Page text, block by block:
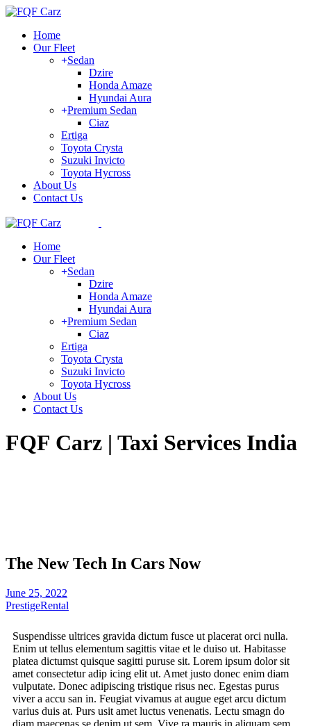
Home
Our Fleet
Sedan
Dzire
Honda Amaze
Hyundai Aura
Premium Sedan
Ciaz
Ertiga
Toyota Crysta
Suzuki Invicto
Toyota Hycross
About Us
Contact Us
Home
Our Fleet
Sedan
Dzire
Honda Amaze
Hyundai Aura
Premium Sedan
Ciaz
Ertiga
Toyota Crysta
Suzuki Invicto
Toyota Hycross
About Us
Contact Us
FQF Carz | Taxi Services India
The New Tech In Cars Now
June 25, 2022
PrestigeRental
Suspendisse ultrices gravida dictum fusce ut placerat orci nulla.
Enim ut tellus elementum sagittis vitae et le duiso ut. Habitasse
platea dictumst quisque sagitti puruse sit. Lorem ipsum dolor sit
amet consectetur adip icing elit ut. Amet justo donec enim diam
vulputate. Donec adipiscing tristique risus nec. Egestas purus
viver a accu san in. Feugiat vivamus at augue eget arcu dictum
varius duis at. Purs usit amet luctus venenatis. Lectu smagn do
diam maecenas se denim ut sem. Vive ra mauris in aliquam sem